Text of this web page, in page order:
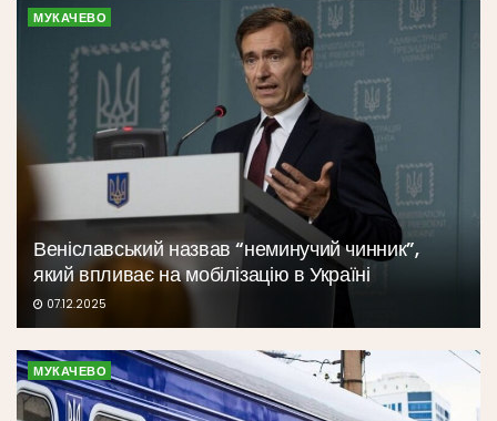
МУКАЧЕВО
Веніславський назвав “неминучий чинник”,
який впливає на мобілізацію в Україні
07.12.2025
МУКАЧЕВО